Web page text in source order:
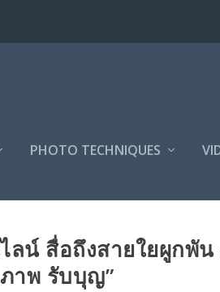
PHOTO TECHNIQUES
น์ สื่อถึงสายใยผูกพัน
ภาพ รับบุญ”